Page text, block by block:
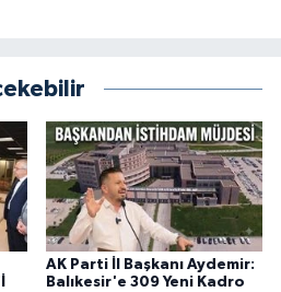
AK Parti İl Başkanı Aydemir:
Balıkesir'e 309 Yeni Kadro